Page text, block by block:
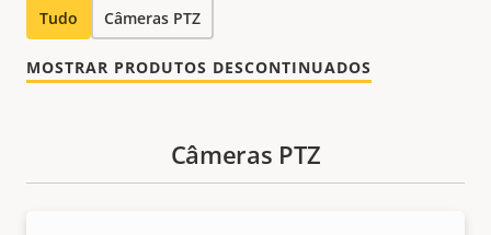
Tudo Câmeras PTZ
MOSTRAR PRODUTOS DESCONTINUADOS
Câmeras PTZ